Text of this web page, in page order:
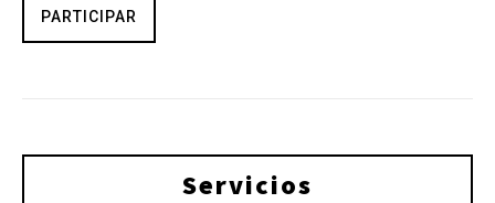
PARTICIPAR
Servicios